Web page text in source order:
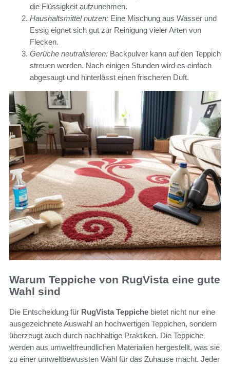
die Flüssigkeit aufzunehmen.
Haushaltsmittel nutzen: Eine Mischung aus Wasser und
Essig eignet sich gut zur Reinigung vieler Arten von
Flecken.
Gerüche neutralisieren: Backpulver kann auf den Teppich
streuen werden. Nach einigen Stunden wird es einfach
abgesaugt und hinterlässt einen frischeren Duft.
Warum Teppiche von RugVista eine gute
Wahl sind
Die Entscheidung für RugVista Teppiche bietet nicht nur eine
ausgezeichnete Auswahl an hochwertigen Teppichen, sondern
überzeugt auch durch nachhaltige Praktiken. Die Teppiche
werden aus umweltfreundlichen Materialien hergestellt, was sie
zu einer umweltbewussten Wahl für das Zuhause macht. Jeder